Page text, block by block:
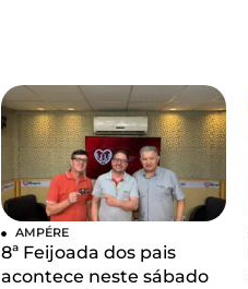
AMPÉRE
8ª Feijoada dos pais
acontece neste sábado